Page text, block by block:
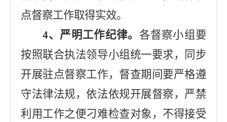
点督察工作取得实效。
4、严明工作纪律。 各督察小组要
按照联合执法领导小组统一要求，同步
开展驻点督察工作，督查期间要严格遵
守法律法规，依法依规开展督察，严禁
利用工作之便刁难检查对象，不得接受